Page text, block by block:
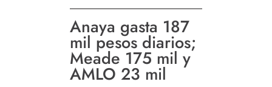
Anaya gasta 187
mil pesos diarios;
Meade 175 mil y
AMLO 23 mil